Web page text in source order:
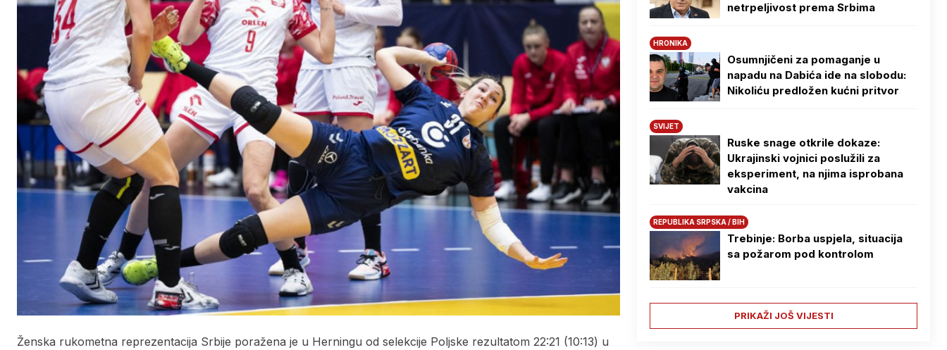
Ženska rukometna reprezentacija Srbije poražena je u Herningu od selekcije Poljske rezultatom 22:21 (10:13) u
netrpeljivost prema Srbima
HRONIKA
Osumnjičeni za pomaganje u
napadu na Dabića ide na slobodu:
Nikoliću predložen kućni pritvor
SVIJET
Ruske snage otkrile dokaze:
Ukrajinski vojnici poslužili za
eksperiment, na njima isprobana
vakcina
REPUBLIKA SRPSKA / BIH
Trebinje: Borba uspjela, situacija
sa požarom pod kontrolom
PRIKAŽI JOŠ VIJESTI